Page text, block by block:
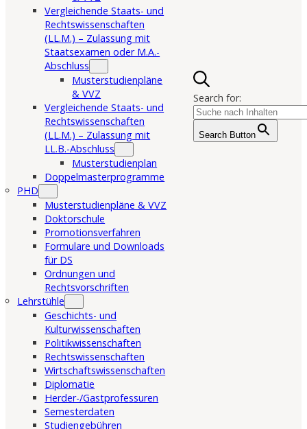
Vergleichende Staats- und
Rechtswissenschaften
(LL.M.) – Zulassung mit
Staatsexamen oder M.A.-
Abschluss
Musterstudienpläne
& VVZ
Vergleichende Staats- und
Rechtswissenschaften
(LL.M.) – Zulassung mit
LL.B.-Abschluss
Musterstudienplan
Doppelmasterprogramme
PHD
Musterstudienpläne & VVZ
Doktorschule
Promotionsverfahren
Formulare und Downloads
für DS
Ordnungen und
Rechtsvorschriften
Lehrstühle
Geschichts- und
Kulturwissenschaften
Politikwissenschaften
Rechtswissenschaften
Wirtschaftswissenschaften
Diplomatie
Herder-/Gastprofessuren
Semesterdaten
Studiengebühren
Search for:
Search Button